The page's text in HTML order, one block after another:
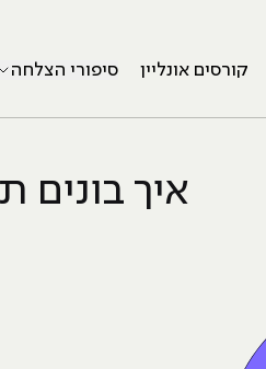
קורסים אונליין סיפורי הצלחה
איך בונים